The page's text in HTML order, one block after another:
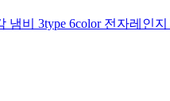
냄비 3type 6color 전자레인